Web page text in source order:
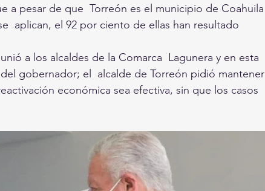
a pesar de que  Torreón es el municipio de Coahuila
aplican, el 92 por ciento de ellas han resultado
a los alcaldes de la Comarca  Lagunera y en esta
gobernador; el  alcalde de Torreón pidió mantener
económica sea efectiva, sin que los casos